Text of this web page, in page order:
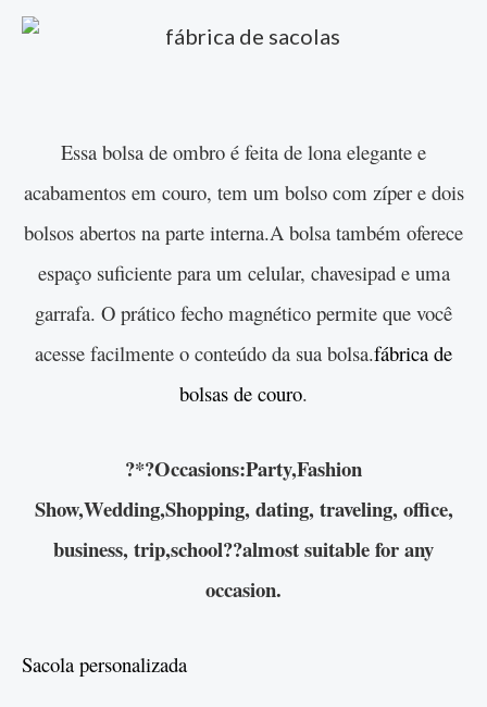
Essa bolsa de ombro é feita de lona elegante e
acabamentos em couro, tem um bolso com zíper e dois
bolsos abertos na parte interna.A bolsa também oferece
espaço suficiente para um celular, chavesipad e uma
garrafa. O prático fecho magnético permite que você
acesse facilmente o conteúdo da sua bolsa.fábrica de
bolsas de couro.
?*?Occasions:Party,Fashion
Show,Wedding,Shopping, dating, traveling, office,
business, trip,school??almost suitable for any
occasion.
Sacola personalizada